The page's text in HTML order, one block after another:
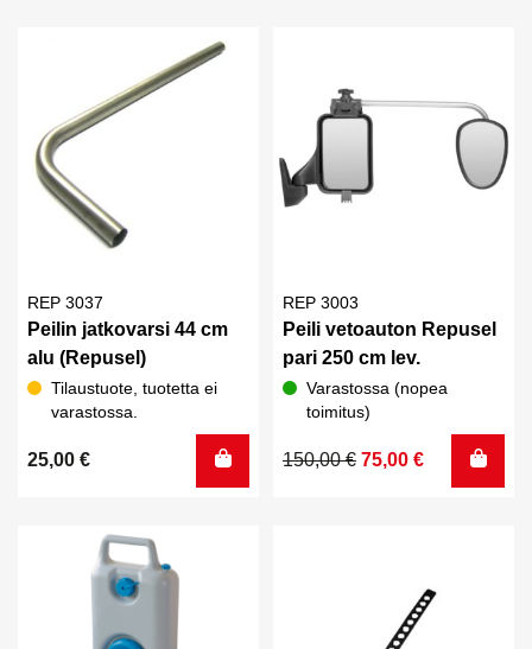
REP 3037
Peilin jatkovarsi 44 cm
alu (Repusel)
Tilaustuote, tuotetta ei
varastossa.
25,00 €
REP 3003
Peili vetoauton Repusel
pari 250 cm lev.
Varastossa (nopea
toimitus)
150,00€
Alkuperäinen
75,00 €
Nykyinen